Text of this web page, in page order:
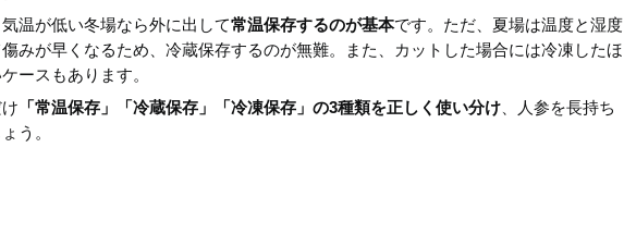
温が低い冬場なら外に出して常温保存するのが基本です。ただ、夏場は温度と湿度
みが早くなるため、冷蔵保存するのが無難。また、カットした場合には冷凍したほ
ースもあります。
「常温保存」「冷蔵保存」「冷凍保存」の3種類を正しく使い分け 、人参を長持ち
う。